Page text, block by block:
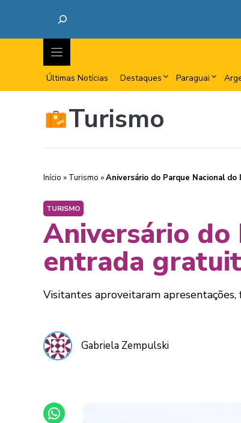
Últimas Notícias Destaques Paraguai
Turismo
Início » Turismo »Aniversário do Parque Nacional
TURISMO
Aniversário do
entrada
Visitantes aproveitaram apresentações,
Gabriela Zempulski
Share on WhatsApp